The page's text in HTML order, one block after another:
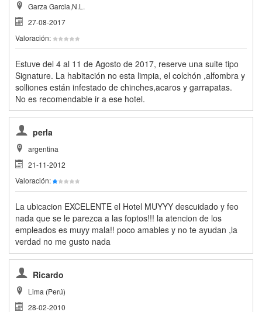
Garza Garcia,N.L.
27-08-2017
Valoración:
Estuve del 4 al 11 de Agosto de 2017, reserve una suite tipo
Signature. La habitación no esta limpia, el colchón ,alfombra y
solliones están infestado de chinches,acaros y garrapatas.
No es recomendable ir a ese hotel.
perla
argentina
21-11-2012
Valoración:
La ubicacion EXCELENTE el Hotel MUYYY descuidado y feo
nada que se le parezca a las foptos!!! la atencion de los
empleados es muyy mala!! poco amables y no te ayudan ,la
verdad no me gusto nada
Ricardo
Lima (Perú)
28-02-2010